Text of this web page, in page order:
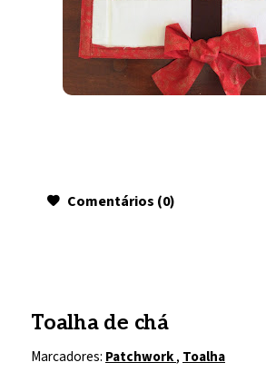
Comentários (0)
Toalha de chá
Marcadores:Patchwork,Toalha